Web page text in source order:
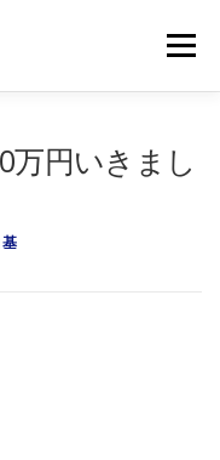
メニュー
万円いきまし